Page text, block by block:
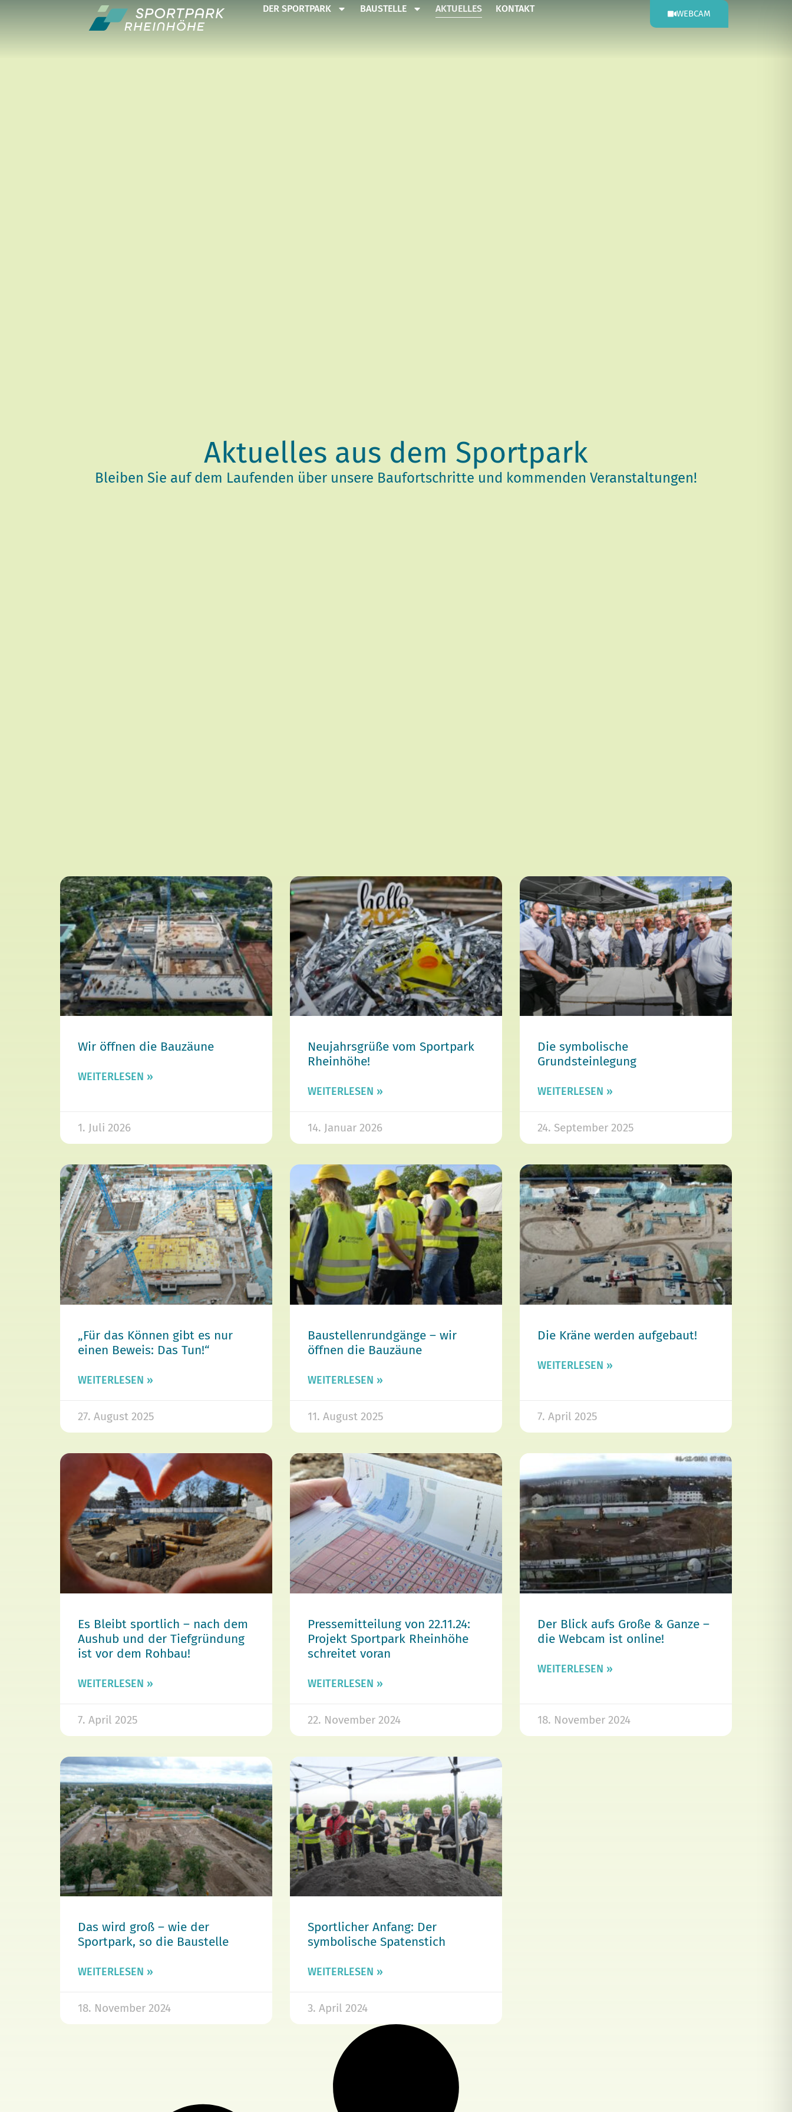
DER SPORTPARK BAUSTELLE AKTUELLES KONTAKT WEBCAM
Aktuelles aus dem Sportpark
Bleiben Sie auf dem Laufenden über unsere Baufortschritte und kommenden Veranstaltungen!
Wir öffnen die Bauzäune
WEITERLESEN »
1. Juli 2026
Neujahrsgrüße vom Sportpark
Rheinhöhe!
WEITERLESEN »
14. Januar 2026
Die symbolische
Grundsteinlegung
WEITERLESEN »
24. September 2025
„Für das Können gibt es nur
einen Beweis: Das Tun!“
WEITERLESEN »
27. August 2025
Baustellenrundgänge – wir
öffnen die Bauzäune
WEITERLESEN »
11. August 2025
Die Kräne werden aufgebaut!
WEITERLESEN »
7. April 2025
Es Bleibt sportlich – nach dem
Aushub und der Tiefgründung
ist vor dem Rohbau!
WEITERLESEN »
7. April 2025
Pressemitteilung von 22.11.24:
Projekt Sportpark Rheinhöhe
schreitet voran
WEITERLESEN »
22. November 2024
Der Blick aufs Große & Ganze –
die Webcam ist online!
WEITERLESEN »
18. November 2024
Das wird groß – wie der
Sportpark, so die Baustelle
WEITERLESEN »
18. November 2024
Sportlicher Anfang: Der
symbolische Spatenstich
WEITERLESEN »
3. April 2024